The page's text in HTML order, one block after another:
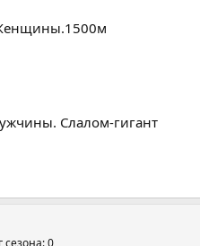
Слалом-гигант
сезона: 0